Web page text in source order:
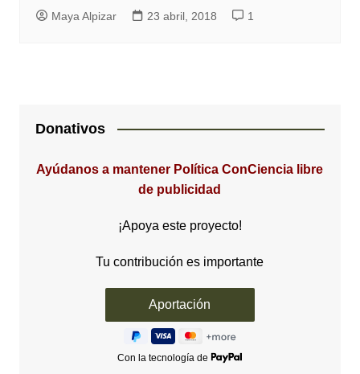
Maya Alpizar 23 abril, 2018 1
Donativos
Ayúdanos a mantener Política ConCiencia libre
de publicidad
¡Apoya este proyecto!
Tu contribución es importante
Con la tecnología de